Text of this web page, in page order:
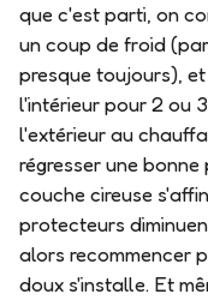
que c'est parti, on
un coup de froid
presque toujours),
l'intérieur pour 2 ou
l'extérieur au
régresser une
couche cireuse
protecteurs
alors recommencer
doux s'installe. Et